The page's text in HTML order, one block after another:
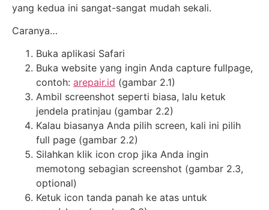
yang kedua ini sangat-sangat mudah sekali.
Caranya…
Buka aplikasi Safari
Buka website yang ingin Anda capture fullpage,
contoh: arepair.id (gambar 2.1)
Ambil screenshot seperti biasa, lalu ketuk
jendela pratinjau (gambar 2.2)
Kalau biasanya Anda pilih screen, kali ini pilih
full page (gambar 2.2)
Silahkan klik icon crop jika Anda ingin
memotong sebagian screenshot (gambar 2.3,
optional)
Ketuk icon tanda panah ke atas untuk